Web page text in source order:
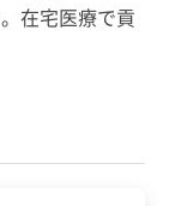
在宅医療で貢